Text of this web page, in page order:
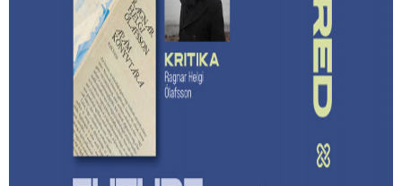
Lehet-e izgalmas egy
hagyatékfelszámolás? – Ragnar Helgi
Ólafsson: Apám könyvtára